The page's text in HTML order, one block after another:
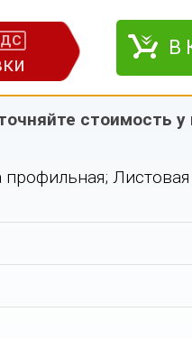
В
стоимость
профильная; Листовая